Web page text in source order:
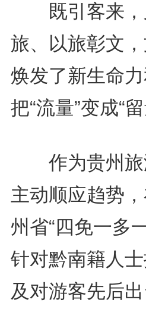
既引客来，
旅、以旅彰文
焕发了新生命
把“流量”变成“留
作为贵州旅
主动顺应趋势
州省“四免一多
针对黔南籍人
及对游客先后